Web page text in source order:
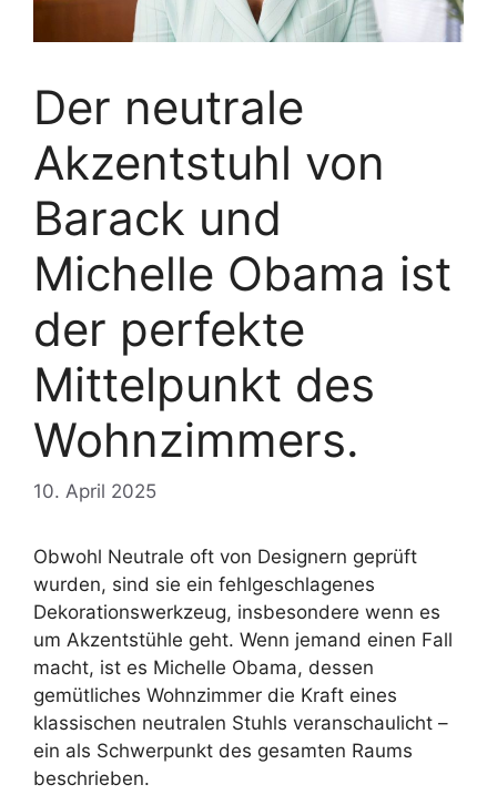
Der neutrale
Akzentstuhl von
Barack und
Michelle Obama ist
der perfekte
Mittelpunkt des
Wohnzimmers.
10. April 2025
Obwohl Neutrale oft von Designern geprüft
wurden, sind sie ein fehlgeschlagenes
Dekorationswerkzeug, insbesondere wenn es
um Akzentstühle geht. Wenn jemand einen Fall
macht, ist es Michelle Obama, dessen
gemütliches Wohnzimmer die Kraft eines
klassischen neutralen Stuhls veranschaulicht –
ein als Schwerpunkt des gesamten Raums
beschrieben.